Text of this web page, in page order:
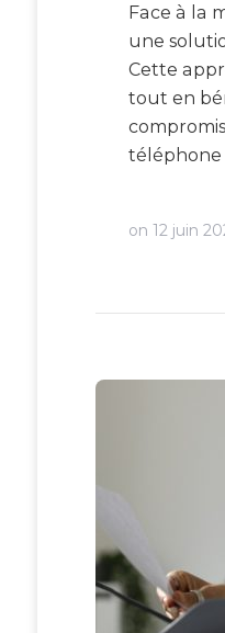
Face à la
une
Cette
tout en
téléphone
on 12 juin